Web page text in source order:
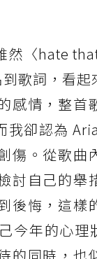
然〈hate
歌詞，看起
感情，整首
我卻認為
傷。從歌曲
討自己的舉
後悔，這樣
今年的心理